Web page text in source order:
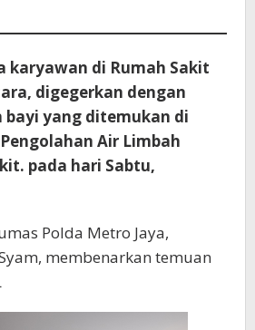
karyawan di Rumah Sakit
digegerkan dengan
bayi yang ditemukan di
Air Limbah
pada hari Sabtu,
Polda Metro Jaya,
membenarkan temuan